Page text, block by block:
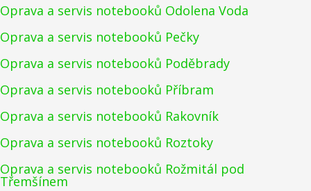
Oprava a servis notebooků Odolena Voda
Oprava a servis notebooků Pečky
Oprava a servis notebooků Poděbrady
Oprava a servis notebooků Příbram
Oprava a servis notebooků Rakovník
Oprava a servis notebooků Roztoky
Oprava a servis notebooků Rožmitál pod
Třemšínem